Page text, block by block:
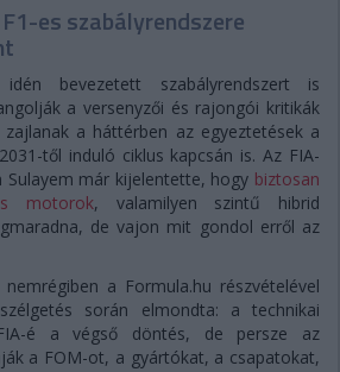
es szabályrendszere
bevezetett szabályrendszert is
a versenyzői és rajongói kritikák
a háttérben az egyeztetések a
től induló ciklus kapcsán is. Az FIA-
már kijelentette, hogy biztosan
motorok, valamilyen szintű hibrid
de vajon mit gondol erről az
a Formula.hu részvételével
során elmondta: a technikai
é a végső döntés, de persze az
a FOM-ot, a gyártókat, a csapatokat,